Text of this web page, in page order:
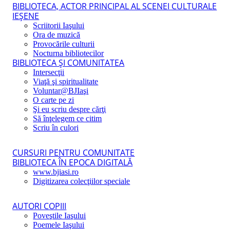
BIBLIOTECA, ACTOR PRINCIPAL AL SCENEI CULTURALE
IEŞENE
Scriitorii Iaşului
Ora de muzică
Provocările culturii
Nocturna bibliotecilor
BIBLIOTECA ŞI COMUNITATEA
Intersecţii
Viaţă şi spiritualitate
Voluntar@BJIaşi
O carte pe zi
Şi eu scriu despre cărţi
Să înţelegem ce citim
Scriu în culori
CURSURI PENTRU COMUNITATE
BIBLIOTECA ÎN EPOCA DIGITALĂ
www.bjiasi.ro
Digitizarea colecţiilor speciale
AUTORI COPIII
Poveştile Iaşului
Poemele Iaşului